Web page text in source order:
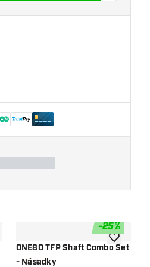
do seznamu přání
-25%
ONE80 TFP Shaft Combo Set
- Násadky
Přidat do